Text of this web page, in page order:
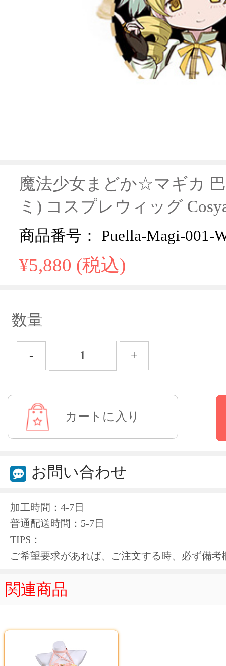
魔法少女まどか☆マギカ
ミ) コスプレウィッグ
商品番号： Puella-Magi-001-
¥5,880 (税込)
数量
- +
お問い合わせ
加工時間：4-7日
普通配送時間：5-7日
TIPS：
ご希望要求があれば、ご注文する時、必ず備
関連商品